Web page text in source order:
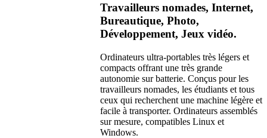
Travailleurs nomades, Internet,
Bureautique, Photo,
Développement, Jeux vidéo.
Ordinateurs ultra-portables très légers et
compacts offrant une très grande
autonomie sur batterie. Conçus pour les
travailleurs nomades, les étudiants et tous
ceux qui recherchent une machine légère et
facile à transporter. Ordinateurs assemblés
sur mesure, compatibles Linux et
Windows.